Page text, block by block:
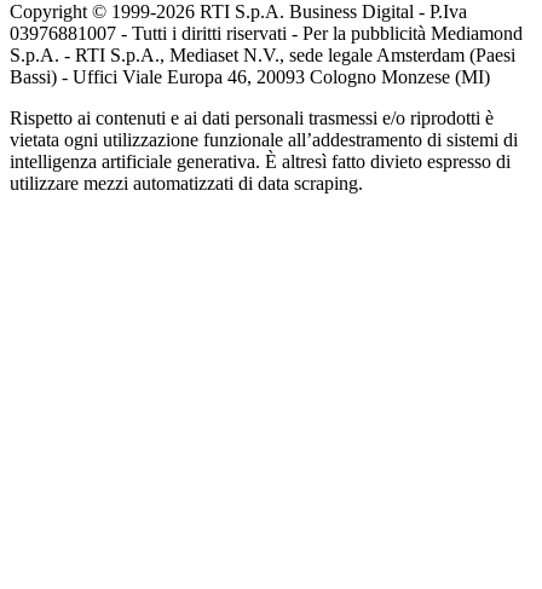
Copyright © 1999-2026 RTI S.p.A. Business Digital - P.Iva
03976881007 - Tutti i diritti riservati - Per la pubblicità Mediamond
S.p.A. - RTI S.p.A., Mediaset N.V., sede legale Amsterdam (Paesi
Bassi) - Uffici Viale Europa 46, 20093 Cologno Monzese (MI)
Rispetto ai contenuti e ai dati personali trasmessi e/o riprodotti è
vietata ogni utilizzazione funzionale all’addestramento di sistemi di
intelligenza artificiale generativa. È altresì fatto divieto espresso di
utilizzare mezzi automatizzati di data scraping.